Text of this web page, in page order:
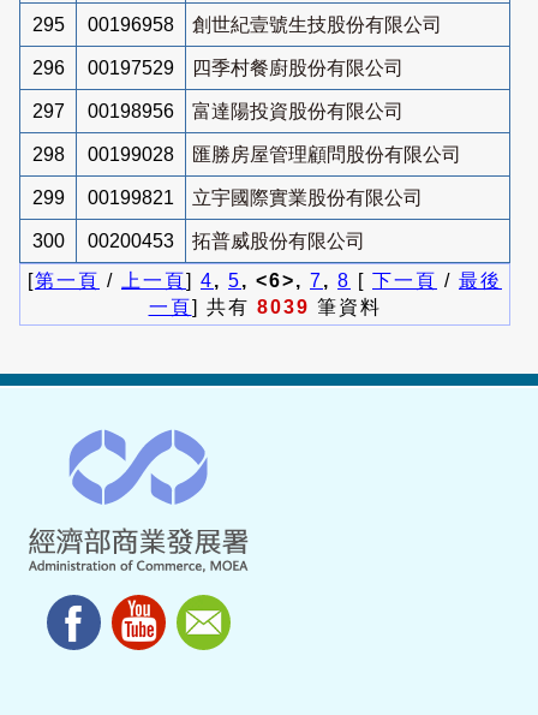
295 00196958 創世紀壹號生技股份有限公司
296 00197529 四季村餐廚股份有限公司
297 00198956 富達陽投資股份有限公司
298 00199028 匯勝房屋管理顧問股份有限公司
299 00199821 立宇國際實業股份有限公司
300 00200453
拓普威股份有限公司
[第一頁 / 上一頁] 4, 5, <6>, 7, 8 [ 下一頁 / 最後
一頁] 共有 8039 筆資料